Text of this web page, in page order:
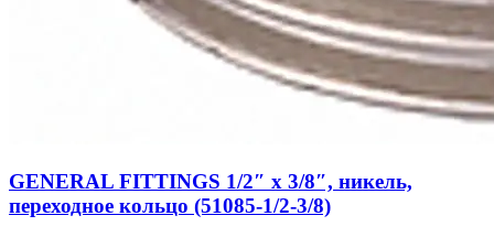
GENERAL FITTINGS 1/2″ х 3/8″, никель,
переходное кольцо (51085-1/2-3/8)